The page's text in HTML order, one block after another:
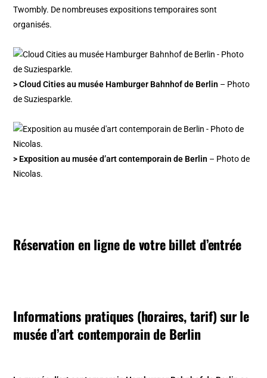
Twombly. De nombreuses expositions temporaires sont
organisés.
> Cloud Cities au musée Hamburger Bahnhof de Berlin – Photo
de Suziesparkle.
> Exposition au musée d’art contemporain de Berlin – Photo de
Nicolas.
Réservation en ligne de votre billet d’entrée
Informations pratiques (horaires, tarif) sur le
musée d’art contemporain de Berlin